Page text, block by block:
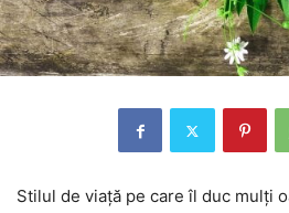
Stilul de viață pe care îl duc mulți